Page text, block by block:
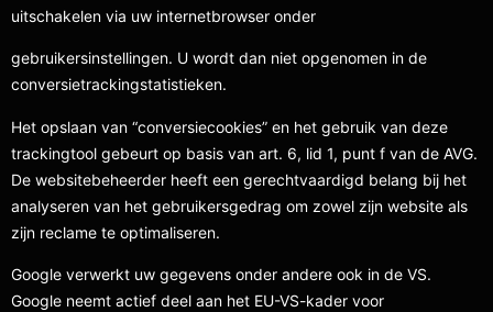
uitschakelen via uw internetbrowser onder
gebruikersinstellingen. U wordt dan niet opgenomen in de
conversietrackingstatistieken.
Het opslaan van “conversiecookies” en het gebruik van deze
trackingtool gebeurt op basis van art. 6, lid 1, punt f van de AVG.
De websitebeheerder heeft een gerechtvaardigd belang bij het
analyseren van het gebruikersgedrag om zowel zijn website als
zijn reclame te optimaliseren.
Google verwerkt uw gegevens onder andere ook in de VS.
Google neemt actief deel aan het EU-VS-kader voor